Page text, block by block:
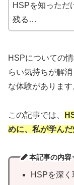
HSPを知っただ
残る…
HSPについての
らい気持ちが解
な体験があります
この記事では、
めに、私が学ん
本記事の内容
HSPを深